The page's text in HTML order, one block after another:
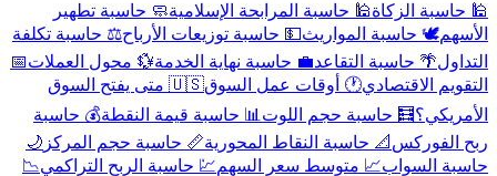
🕌 حاسبة الزكاة🕌 حاسبة المرابحة الإسلامية🧼 حاسبة تطهير
الأسهم🕊️ حاسبة المواريث💵 حاسبة توزيعات الأرباح⚖️ حاسبة تكلفة
التداول🌴 حاسبة التقاعد💼 حاسبة نهاية الخدمة💱 محول العملات📅
التقويم الاقتصادي🕐 أوقات عمل السوق
🇺🇸 متى يفتح السوق
الأمريكي؟🧮 حاسبة حجم اللوت 📊 حاسبة قيمة النقطة💰 حاسبة
ربح الفوركس 📐 حاسبة النقاط المحورية📏 حاسبة حجم المركز 🌙
حاسبة السواب📈 متوسط سعر السهم💹 حاسبة الربح التراكمي📉